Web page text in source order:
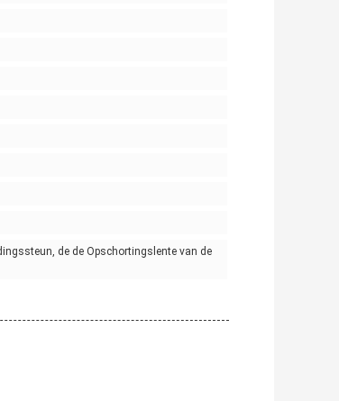
de de Opschortingslente van de